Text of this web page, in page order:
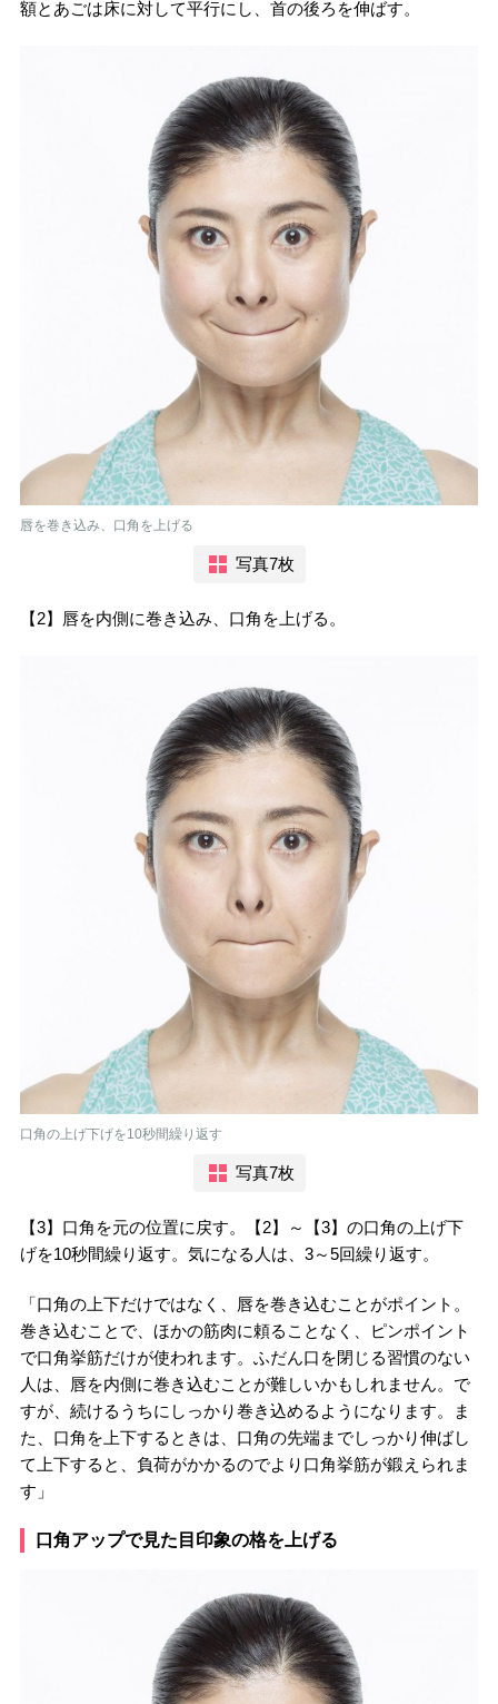
額とあごは床に対して平行にし、首の後ろを伸ばす。
唇を巻き込み、口角を上げる
写真7枚
【2】唇を内側に巻き込み、口角を上げる。
口角の上げ下げを10秒間繰り返す
写真7枚
【3】口角を元の位置に戻す。【2】～【3】の口角の上げ下
げを10秒間繰り返す。気になる人は、3～5回繰り返す。
「口角の上下だけではなく、唇を巻き込むことがポイント。
巻き込むことで、ほかの筋肉に頼ることなく、ピンポイント
で口角挙筋だけが使われます。ふだん口を閉じる習慣のない
人は、唇を内側に巻き込むことが難しいかもしれません。で
すが、続けるうちにしっかり巻き込めるようになります。ま
た、口角を上下するときは、口角の先端までしっかり伸ばし
て上下すると、負荷がかかるのでより口角挙筋が鍛えられま
す」
口角アップで見た目印象の格を上げる